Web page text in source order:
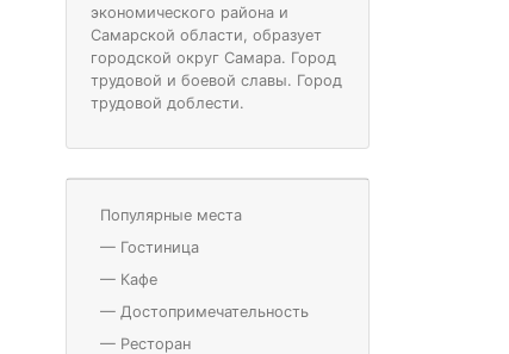
экономического района и
Самарской области, образует
городской округ Самара. Город
трудовой и боевой славы. Город
трудовой доблести.
Популярные места
— Гостиница
— Кафе
— Достопримечательность
— Ресторан